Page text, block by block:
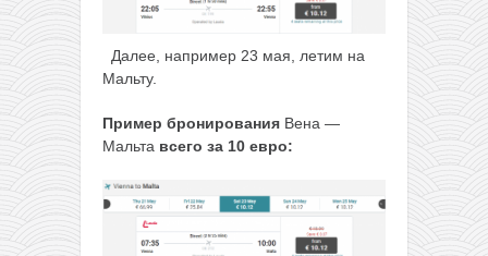
Далее, например 23 мая, летим на
Мальту.
Пример бронирования Вена —
Мальта всего за 10 евро: